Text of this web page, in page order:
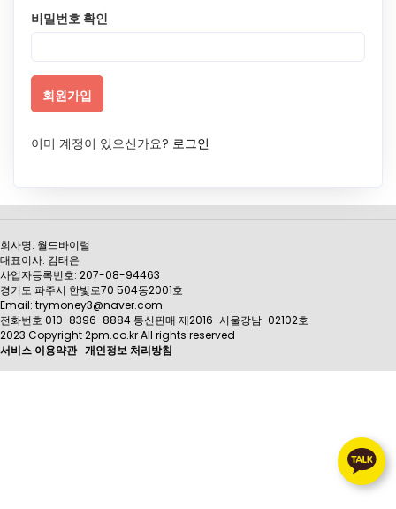
비밀번호 확인
회원가입
이미 계정이 있으신가요? 로그인
회사명: 월드바이럴
대표이사: 김태은
사업자등록번호: 207-08-94463
경기도 파주시 한빛로70 504동2001호
Email: trymoney3@naver.com
전화번호 010-8396-8884 통신판매 제2016-서울강남-02102호
2023 Copyright 2pm.co.kr All rights reserved
서비스 이용약관 개인정보 처리방침